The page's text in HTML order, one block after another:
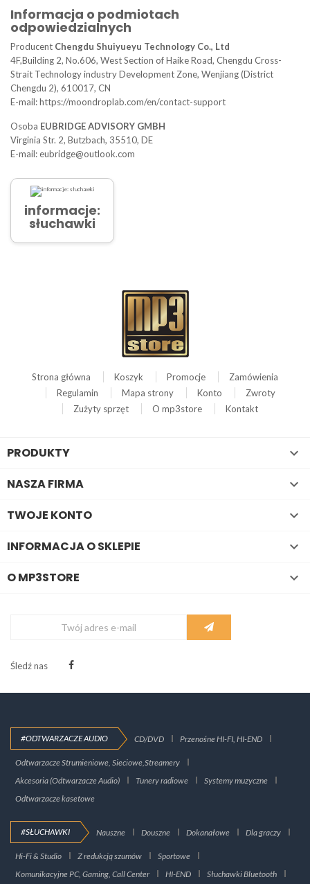
Informacja o podmiotach
odpowiedzialnych
Producent Chengdu Shuiyueyu Technology Co., Ltd
4F,Building 2, No.606, West Section of Haike Road, Chengdu Cross-
Strait Technology industry Development Zone, Wenjiang (District
Chengdu 2), 610017, CN
E-mail: https://moondroplab.com/en/contact-support
Osoba EUBRIDGE ADVISORY GMBH
Virginia Str. 2, Butzbach, 35510, DE
E-mail: eubridge@outlook.com
informacje:
słuchawki
Strona główna Koszyk Promocje
Zamówienia
Regulamin
Mapa strony Konto
Zwroty
Zużyty sprzęt
O mp3store Kontakt
PRODUKTY 
NASZA FIRMA 
TWOJE KONTO 
INFORMACJA O SKLEPIE 
O MP3STORE 
Śledź nas
#ODTWARZACZE AUDIO CD/DVD Przenośne HI-FI, HI-END
Odtwarzacze Strumieniowe, Sieciowe,Streamery
Akcesoria (Odtwarzacze Audio)
Tunery radiowe
Systemy muzyczne
Odtwarzacze kasetowe
#SŁUCHAWKI Nauszne Douszne Dokanałowe Dla graczy
Hi-Fi & Studio Z redukcją szumów
Sportowe
Komunikacyjne PC, Gaming, Call Center
HI-END
Słuchawki Bluetooth